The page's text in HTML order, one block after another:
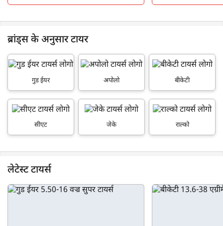
ब्रांड्स के अनुसार टायर
गुड ईयर अपोलो बीकेटी
सीएट जेके राल्को
लेटेस्ट टायर्स